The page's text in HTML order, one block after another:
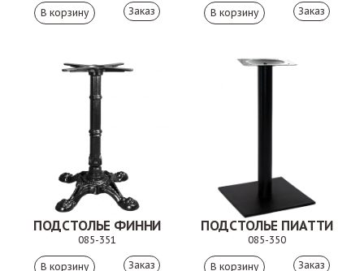
Заказ Заказ
ПОДСТОЛЬЕ ФИННИ
085-351
Заказ
ПОДСТОЛЬЕ ПИАТТИ
085-350
Заказ